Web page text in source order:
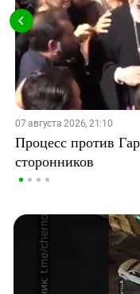
07 августа 2026, 21:10
Процесс против
сторонников